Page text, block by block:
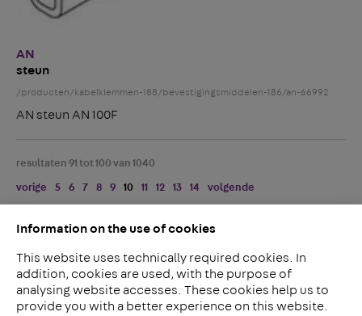
Information on the use of cookies
This website uses technically required cookies. In
addition, cookies are used, with the purpose of
analysing website accesses. These cookies help us to
provide you with a better experience on this website.
AN
steun
/producten/kabelklemmen-188/bevestigingsmiddelen-186/an-66992
AN steun AN 100F
resultaten 91 tot 100 van 1040
vorige 5 6 7 8 9 10 11 12 13 14 volgende
LinkedIn